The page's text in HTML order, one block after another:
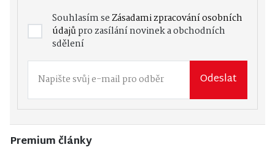
Souhlasím seZásadami zpracování osobních
údajůpro zasílání novinek a obchodních
sdělení
Odeslat
Premium články